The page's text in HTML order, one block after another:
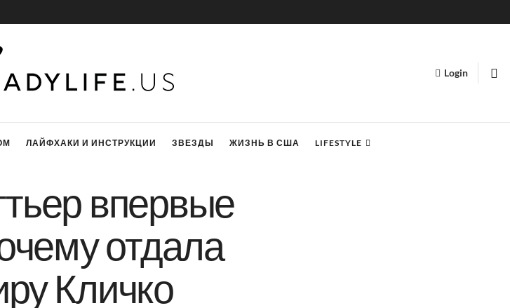
Login
ЛАЙФХАКИ И ИНСТРУКЦИИ ЗВЕЗДЫ ЖИЗНЬ В США LIFESTYLE
впервые
отдала
Кличко